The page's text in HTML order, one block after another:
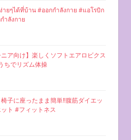
ายๆได้ที่บ้าน #ออกกำลังกาย #แอโรบิก
ำลังกาย
ニア向け】楽しくソフトエアロビクス
ちでリズム体操
椅子に座ったまま簡単‼︎腹筋ダイエッ
ト #フィットネス